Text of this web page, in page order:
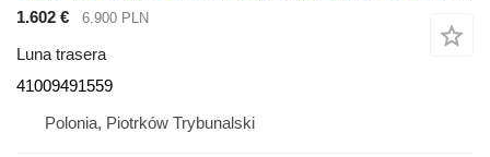
1.602 € 6.900 PLN
Luna trasera
41009491559
Polonia, Piotrków Trybunalski